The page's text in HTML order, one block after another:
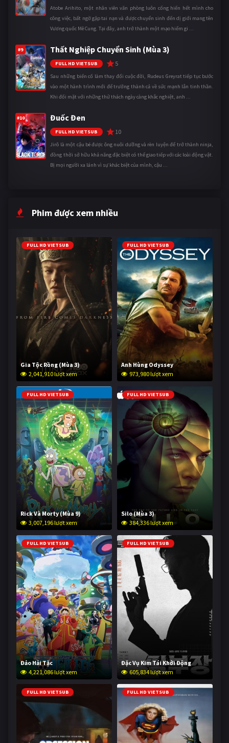
Atobe Arihito, một nhân viên văn phòng luôn cống hiến hết mình cho
công việc, bất ngờ gặp tai nạn và được chuyển sinh đến dị giới mang tên
Vương quốc Mê Cung. Tại đây, anh trở thành một mạo hiểm gi ...
#9 Thất Nghiệp Chuyển Sinh (Mùa 3)
FULL HD VIETSUB 5
Sau những biến cố làm thay đổi cuộc đời, Rudeus Greyrat tiếp tục bước
vào một hành trình mới để trưởng thành cả về sức mạnh lẫn tinh thần.
Khi đối mặt với những thử thách ngày càng khắc nghiệt, anh ...
#10 Đuốc Đen
FULL HD VIETSUB 10
Jirô là một cậu bé được ông nuôi dưỡng và rèn luyện để trở thành ninja,
đồng thời sở hữu khả năng đặc biệt có thể giao tiếp với các loài động vật.
Bị mọi người xa lánh vì sự khác biệt của mình, cậu ...
Phim được xem nhiều
FULL HD VIETSUB
Gia Tộc Rồng (Mùa 3)
2,041,910 lượt xem
FULL HD VIETSUB
Anh Hùng Odyssey
973,980 lượt xem
FULL HD VIETSUB
Rick Và Morty (Mùa 9)
3,007,196 lượt xem
FULL HD VIETSUB
Silo (Mùa 3)
384,336 lượt xem
FULL HD VIETSUB
Đảo Hải Tặc
4,221,086 lượt xem
FULL HD VIETSUB
Đặc Vụ Kim Tái Khởi Động
605,834 lượt xem
FULL HD VIETSUB FULL HD VIETSUB